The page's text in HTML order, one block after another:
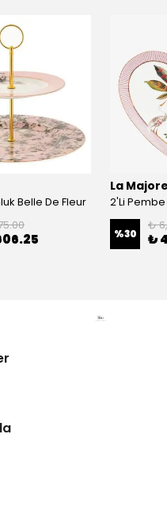
Belle De Fleur
La
%30
₺
₺